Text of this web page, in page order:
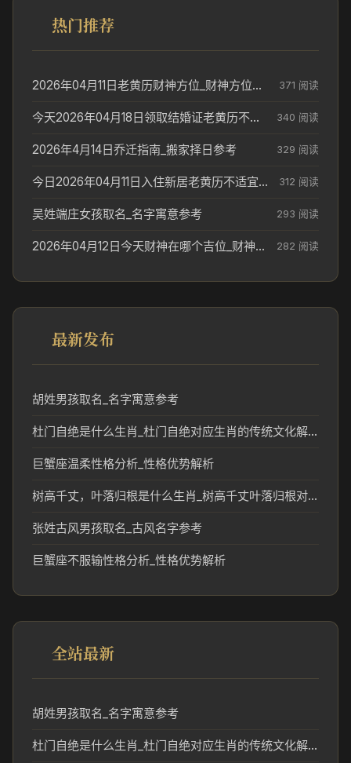
热门推荐
2026年04月11日老黄历财神方位_财神方位与供奉讲究 371 阅读
今天2026年04月18日领取结婚证老黄历不适合吗_领证日期参考 340 阅读
2026年4月14日乔迁指南_搬家择日参考 329 阅读
今日2026年04月11日入住新居老黄历不适宜吗_搬家择日参考 312 阅读
吴姓端庄女孩取名_名字寓意参考 293 阅读
2026年04月12日今天财神在哪个吉位_财神方位参考 282 阅读
最新发布
胡姓男孩取名_名字寓意参考
杜门自绝是什么生肖_杜门自绝对应生肖的传统文化解读
巨蟹座温柔性格分析_性格优势解析
树高千丈，叶落归根是什么生肖_树高千丈叶落归根对应生肖含义解析
张姓古风男孩取名_古风名字参考
巨蟹座不服输性格分析_性格优势解析
全站最新
胡姓男孩取名_名字寓意参考
杜门自绝是什么生肖_杜门自绝对应生肖的传统文化解读